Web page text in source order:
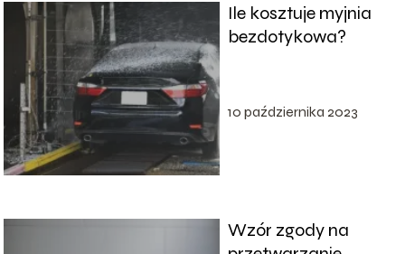
Ile kosztuje myjnia
bezdotykowa?
10 października 2023
Wzór zgody na